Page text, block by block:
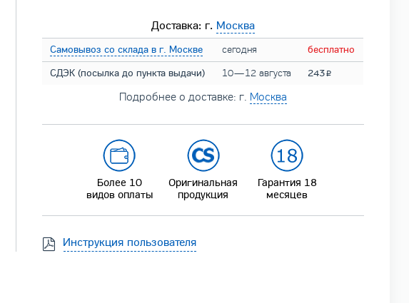
Доставка: г. Москва
Самовывоз со склада в г. Москве сегодня
бесплатно
СДЭК (посылка до пункта выдачи)
10 — 12 августа 243
Подробнее о доставке: г. Москва
Более 10
видов оплаты
Оригинальная
продукция
Гарантия 18
месяцев
Инструкция пользователя